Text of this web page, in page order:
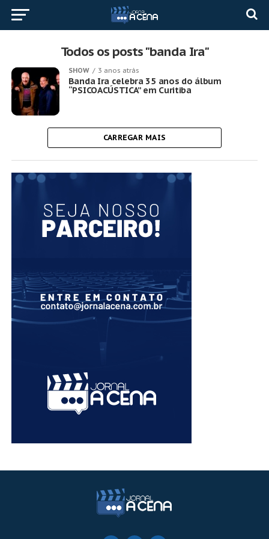
Todos os posts "banda Ira"
SHOW 3 anos atrás
Banda Ira celebra 35 anos do álbum
“PSICOACÚSTICA” em Curitiba
CARREGAR MAIS